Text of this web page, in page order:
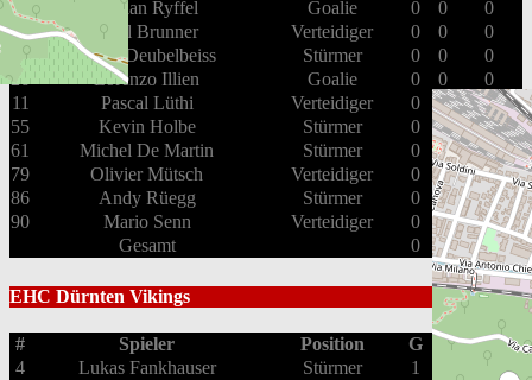
55 Fabian Ryffel Goalie 0 0
0
23
Noël Brunner Verteidiger 0 0
0
25
Alain Deubelbeiss Stürmer 0 0
0
26
Lorenzo Illien Goalie 0 0
0
11
Pascal Lüthi Verteidiger 0 0
0
55
Kevin Holbe Stürmer 0 0
0
61
Michel De Martin Stürmer 0 0
0
79
Olivier Mütsch Verteidiger 0 0
0
86
Andy Rüegg Stürmer 0 0
0
90
Mario Senn Verteidiger 0 0
0
Gesamt
0 0 0
EHC Dürnten Vikings
# Spieler Position G A
PIM
4
Lukas Fankhauser Stürmer 1
2